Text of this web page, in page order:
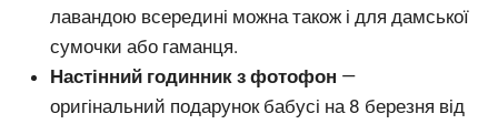
лавандою всередині можна також і для дамської
сумочки або гаманця.
Настінний годинник з фотофон —
оригінальний подарунок бабусі на 8 березня від